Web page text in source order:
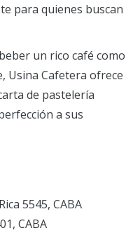
para quienes buscan
un rico café como
Usina Cafetera ofrece
de pastelería
a sus
5545, CABA
CABA